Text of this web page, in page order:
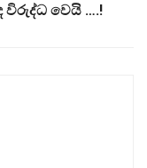
විරුද්ධ වෙයි ….!